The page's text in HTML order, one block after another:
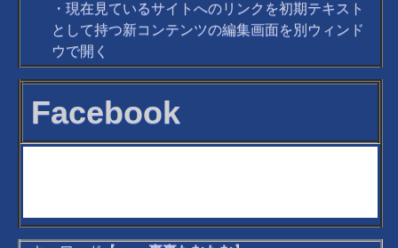
・現在見ているサイトへのリンクを初期テキスト
として持つ新コンテンツの編集画面を別ウィンド
ウで開く
Facebook